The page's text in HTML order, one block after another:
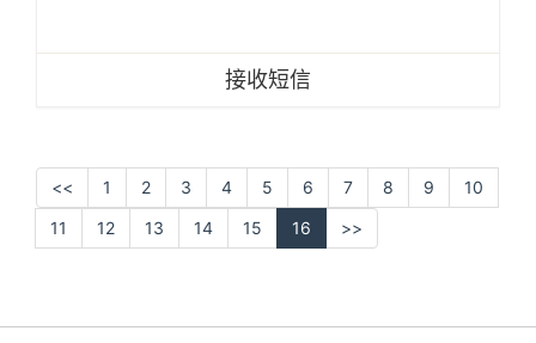
接收短信
<< 1 2 3 4 5 6 7 8 9
10
11
12 13 14 15 16 >>